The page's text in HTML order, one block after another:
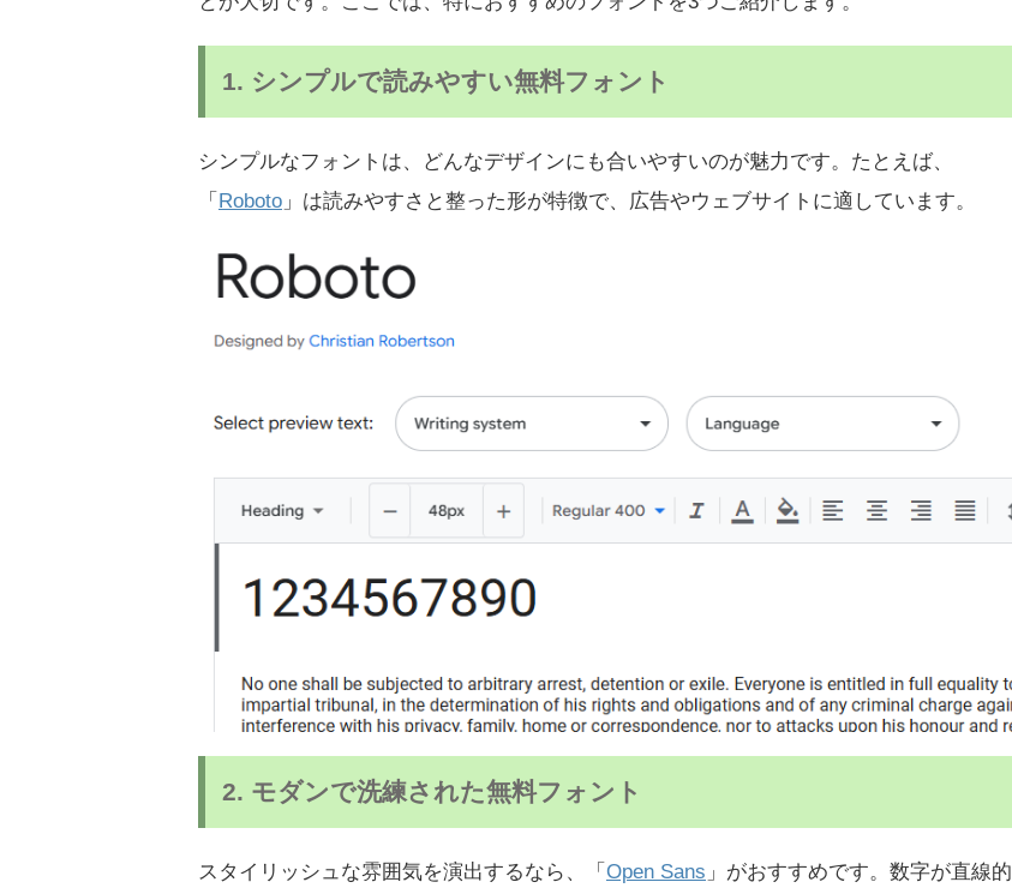
1. シンプルで読みやすい無料フォント
シンプルなフォントは、どんなデザインにも合いやすいのが魅力です。たとえば、
「 Roboto 」は読みやすさと整った形が特徴で、広告やウェブサイトに適しています。
2. モダンで洗練された無料フォント
スタイリッシュな雰囲気を演出するなら、「 Open Sans 」がおすすめです。数字が直線的